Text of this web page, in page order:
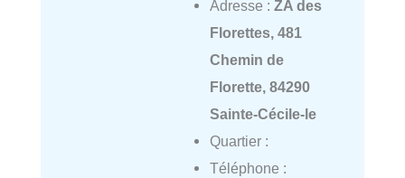
Adresse : ZA des
Florettes, 481
Chemin de
Florette, 84290
Sainte-Cécile-le
Quartier :
Téléphone :